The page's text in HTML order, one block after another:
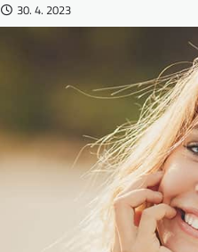
30. 4. 2023